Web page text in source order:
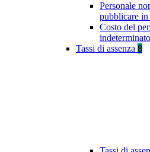
Personale
pubblicare in
Costo del
Tassi di assenza 8